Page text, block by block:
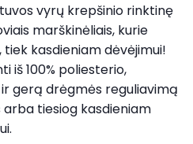
vyrų krepšinio rinktinę
marškinėliais, kurie
kasdieniam dėvėjimui!
iš 100% poliesterio,
gerą drėgmės reguliavimą
tiesiog kasdieniam